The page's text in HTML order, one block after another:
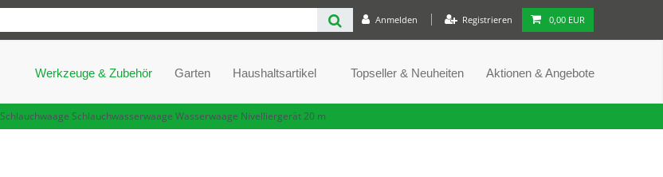
Anmelden Registrieren 0,00 EUR
Werkzeuge & Zubehör Garten Haushaltsartikel Topseller & Neuheiten Aktionen & Angebote
Schlauchwaage Schlauchwasserwaage Wasserwaage Nivelliergerät 20 m